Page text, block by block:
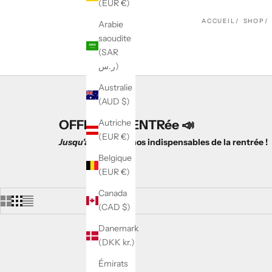
(EUR €)
Arabie
saoudite
(SAR
ر.س)
Australie
(AUD $)
Autriche
(EUR €)
Belgique
(EUR €)
Canada
(CAD $)
Danemark
(DKK kr.)
Émirats
ACCUEIL SHOP
OFFREDE RENTRée 📣
Jusqu’à -50 %sur nos indispensables de la rentrée !
ECONOMISEZ 14%